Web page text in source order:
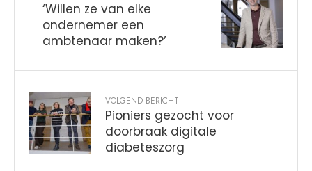
‘Willen ze van elke
ondernemer een
ambtenaar maken?’
VOLGEND BERICHT
Pioniers gezocht voor
doorbraak digitale
diabeteszorg